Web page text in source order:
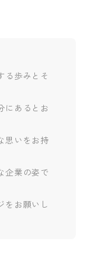
る歩みとそ
にあるとお
思いをお持
企業の姿で
をお願いし